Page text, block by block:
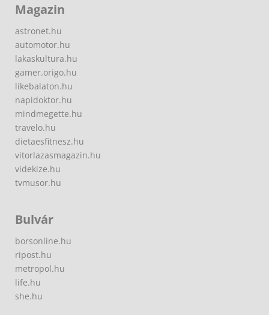
Magazin
astronet.hu
automotor.hu
lakaskultura.hu
gamer.origo.hu
likebalaton.hu
napidoktor.hu
mindmegette.hu
travelo.hu
dietaesfitnesz.hu
vitorlazasmagazin.hu
videkize.hu
tvmusor.hu
Bulvár
borsonline.hu
ripost.hu
metropol.hu
life.hu
she.hu